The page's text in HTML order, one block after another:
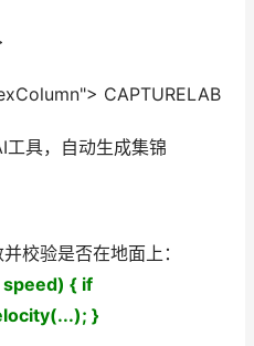
CAPTURELAB
具，自动生成集锦
校验是否在地面上：
{ if
}